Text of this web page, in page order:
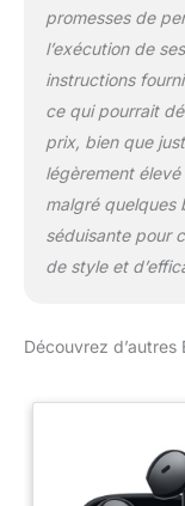
promesses de
l’exécution de
instructions
ce qui pourrait
prix, bien que
légèrement
malgré quelques
séduisante pour
de style et
Découvrez d’autres